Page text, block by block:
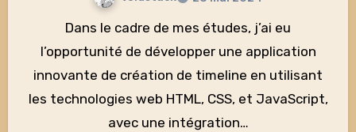
Dans le cadre de mes études, j’ai eu
l’opportunité de développer une application
innovante de création de timeline en utilisant
les technologies web HTML, CSS, et JavaScript,
avec une intégration…